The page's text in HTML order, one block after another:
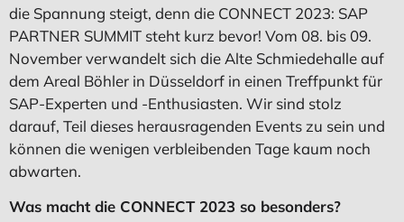
die Spannung steigt, denn die CONNECT 2023: SAP
PARTNER SUMMIT steht kurz bevor! Vom 08. bis 09.
November verwandelt sich die Alte Schmiedehalle auf
dem Areal Böhler in Düsseldorf in einen Treffpunkt für
SAP-Experten und -Enthusiasten. Wir sind stolz
darauf, Teil dieses herausragenden Events zu sein und
können die wenigen verbleibenden Tage kaum noch
abwarten.
Was macht die CONNECT 2023 so besonders?